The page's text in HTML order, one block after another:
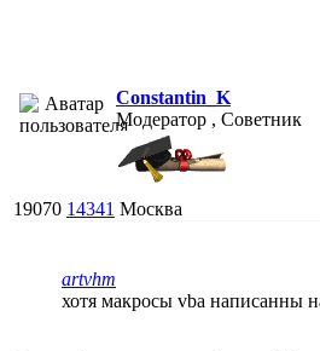
Constantin_K
Модератор , Советник
19070 14341 Москва
artvhm
хотя макросы vba написанны